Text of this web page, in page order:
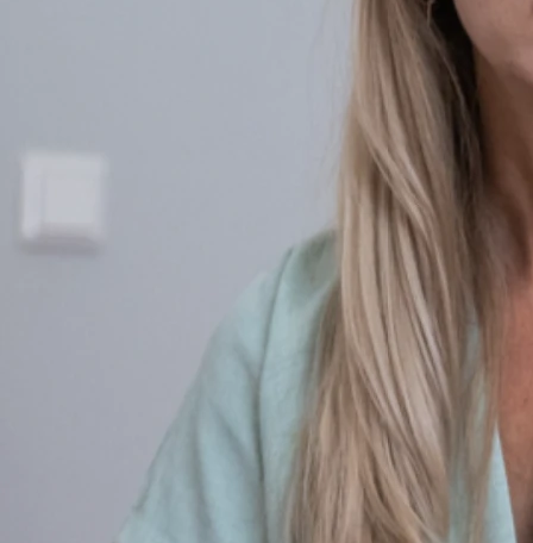
Verantwortung für die Krankheit übernehmen
Die Auseinandersetzung mit der eigenen Krankheit auf einem
verständlichen Niveau kann dabei helfen, positiv Einfluss auf die
Psyche zu nehmen. Ungewissheit und Sorgen nehmen ab.
Bewältigung der Krankheit
Psychoedukation kann den Weg zu einer schnelleren Heilung
ebnen oder lehren, wie der Alltag mit der Krankheit gestaltet
werden kann. In den meisten Fällen führt dies zu einem
positiveren Umgang mit der Erkrankung und zu mehr
Formate der Psychoedukation
Psychoedukation kann in Gruppen oder in Einzelgesprächen
erfolgen. Einzelgespräche werden häufiger durchgeführt,
Gruppengespräche erlauben Austausch unter den Patienten.